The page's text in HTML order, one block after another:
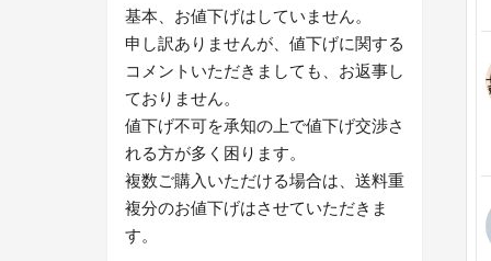
基本、お値下げはしていません。
申し訳ありませんが、値下げに関する
コメントいただきましても、お返事し
ておりません。
値下げ不可を承知の上で値下げ交渉さ
れる方が多く困ります。
複数ご購入いただける場合は、送料重
複分のお値下げはさせていただきま
す。